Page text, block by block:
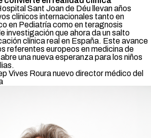
Sant Joan de Déu llevan años
clínicos internacionales tanto en
en Pediatría como en teragnosis
investigación que ahora da un salto
clínica real en España. Este avance
referentes europeos en medicina de
una nueva esperanza para los niños
Vives Roura nuevo director médico del